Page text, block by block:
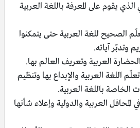
يقوم على المعرفة باللغة العربية
الصحيح للغة العربية حتى يتمكنوا
وتدبّر آياته.
العربية وتعريف العالم بها.
اللغة العربية والإبداع بها وتنظيم
الخاصة باللغة العربية.
المحافل العربية والدولية وإعلاء شأنها